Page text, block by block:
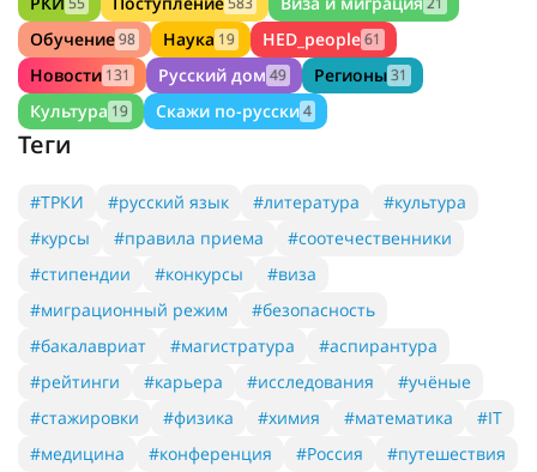
Обучение98 Наука 19 HED_people61
Новости 131 Русский дом 49 Регионы31
Культура 19 Скажи по-русски4
Теги
#ТРКИ #русский язык #литература
#культура
#курсы
#правила приема
#соотечественники
#стипендии
#конкурсы
#виза
#миграционный режим
#безопасность
#бакалавриат
#магистратура
#аспирантура
#рейтинги
#карьера #исследования
#учёные
#стажировки
#физика #химия #математика
#IT
#медицина
#конференция #Россия
#путешествия